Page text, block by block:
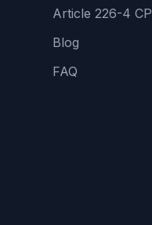
Article 226-4 CP
Blog
FAQ